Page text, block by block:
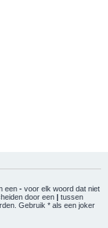
een - voor elk woord dat niet
door een | tussen
Gebruik * als een joker